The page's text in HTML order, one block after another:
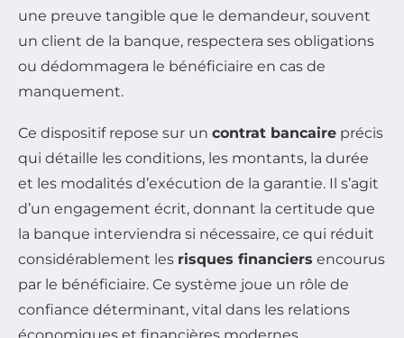
une preuve tangible que le demandeur, souvent
un client de la banque, respectera ses obligations
ou dédommagera le bénéficiaire en cas de
manquement.
Ce dispositif repose sur un contrat bancaire précis
qui détaille les conditions, les montants, la durée
et les modalités d’exécution de la garantie. Il s’agit
d’un engagement écrit, donnant la certitude que
la banque interviendra si nécessaire, ce qui réduit
considérablement les risques financiers encourus
par le bénéficiaire. Ce système joue un rôle de
confiance déterminant, vital dans les relations